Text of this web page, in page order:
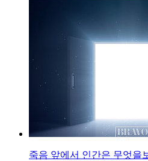
죽음 앞에서 인간은 무엇을